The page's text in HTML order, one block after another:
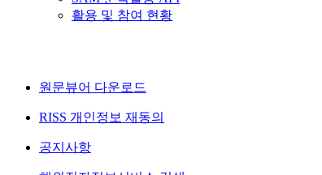
활용 및 참여 현황
원문뷰어 다운로드
RISS 개인정보 재동의
공지사항